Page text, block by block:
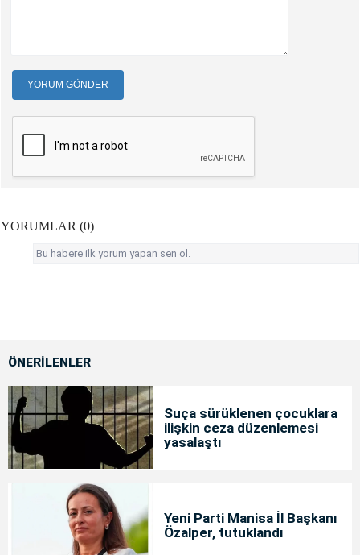
YORUM GÖNDER
YORUMLAR (0)
Bu habere ilk yorum yapan sen ol.
ÖNERİLENLER
Suça sürüklenen çocuklara
ilişkin ceza düzenlemesi
yasalaştı
Yeni Parti Manisa İl Başkanı
Özalper, tutuklandı